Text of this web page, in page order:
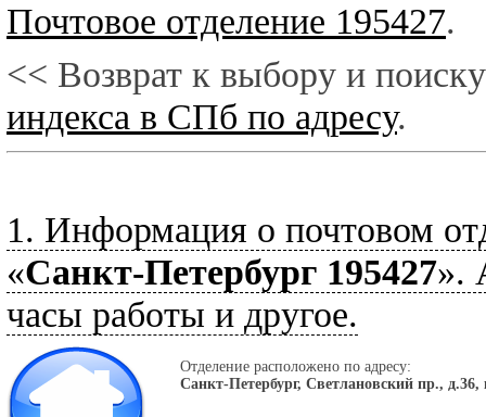
Почтовое отделение 195427.
<< Возврат к выбору и
индекса в СПб по адресу.
1. Информация о почтовом
«Санкт-Петербург 195427».
часы работы и другое.
Отделение расположено по адресу:
Санкт-Петербург, Светлановский пр., д.36,